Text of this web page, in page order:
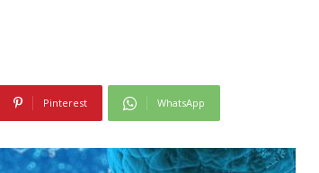
Pinterest WhatsApp